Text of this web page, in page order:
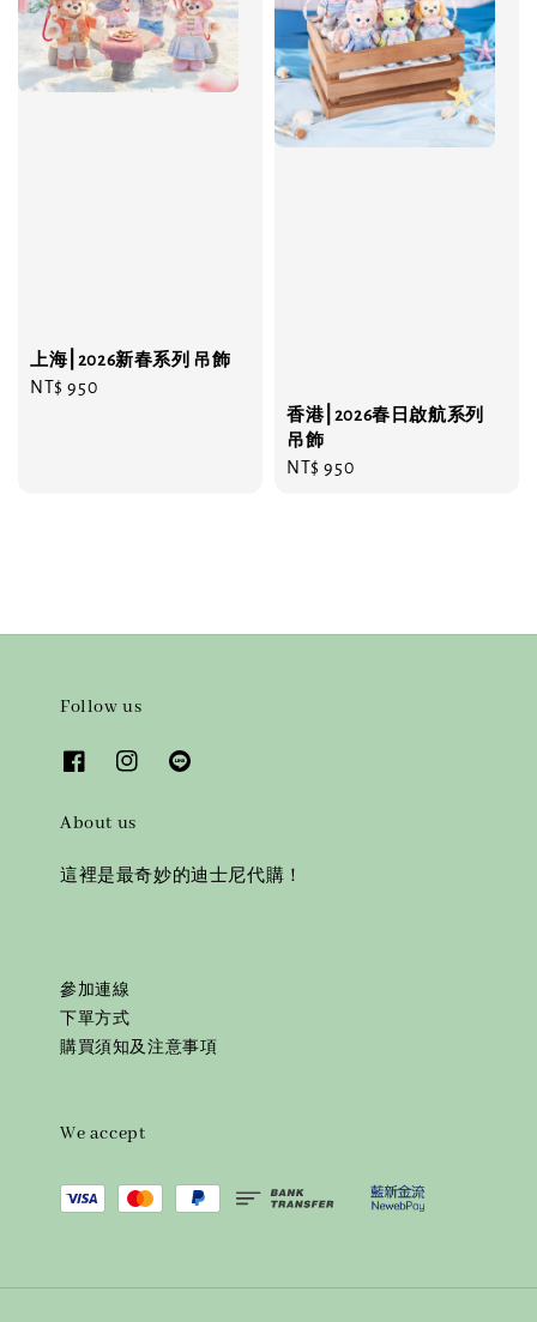
上海⎮2026新春系列 吊飾
Regular
NT$ 950
香港⎮2026春日啟航系列
吊飾
Regular
NT$ 950
Follow us
About us
這裡是最奇妙的迪士尼代購！
參加連線
下單方式
購買須知及注意事項
We accept